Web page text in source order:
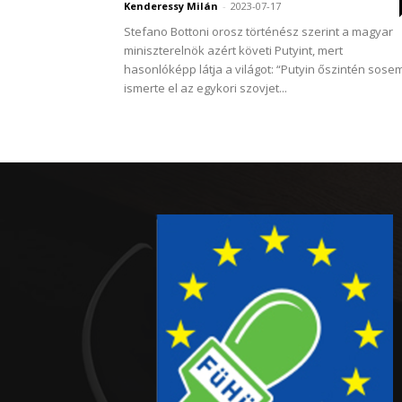
Kenderessy Milán - 2023-07-17
Stefano Bottoni orosz történész szerint a magyar
miniszterelnök azért követi Putyint, mert
hasonlóképp látja a világot: “Putyin őszintén
ismerte el az egykori szovjet...